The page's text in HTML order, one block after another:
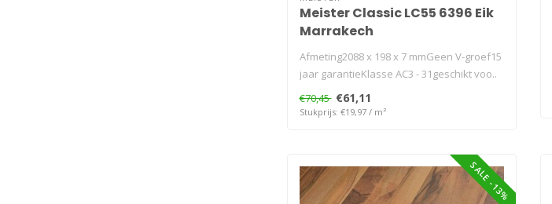
Meister Classic LC55 6396 Eik
Marrakech
Afmeting2088 x 198 x 7 mmGeen V-groef15
jaar garantieKlasse AC3 - 31geschikt voo..
€70,45 €61,11
Stukprijs: €19,97 / m²
SALE -13%